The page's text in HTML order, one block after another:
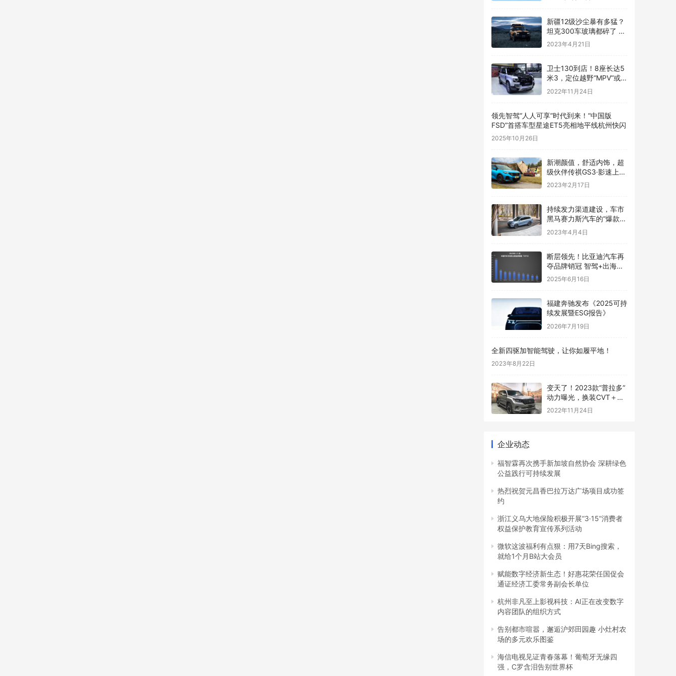
新疆12级沙尘暴有多猛？
坦克300车玻璃都碎了 有
车主被困10小时
2023年4月21日
卫士130到店！8座长达5
米3，定位越野“MPV”或
90万起售
2022年11月24日
领先智驾“人人可享”时代到来！“中国版
FSD”首搭车型星途ET5亮相地平线杭州快闪
2025年10月26日
新潮颜值，舒适内饰，超
级伙伴传祺GS3·影速上线
啦！
2023年2月17日
持续发力渠道建设，车市
黑马赛力斯汽车的“爆款思
路”
2023年4月4日
断层领先！比亚迪汽车再
夺品牌销冠 智驾+出海双
引擎发力
2025年6月16日
福建奔驰发布《2025可持
续发展暨ESG报告》
2026年7月19日
全新四驱加智能驾驶，让你如履平地！
2023年8月22日
变天了！2023款“普拉多”
动力曝光，换装CVT＋分
时四驱，明年亮相
2022年11月24日
企业动态
福智霖再次携手新加坡自然协会 深耕绿色
公益践行可持续发展
热烈祝贺元昌香巴拉万达广场项目成功签
约
浙江义乌大地保险积极开展“3·15”消费者
权益保护教育宣传系列活动
微软这波福利有点狠：用7天Bing搜索，
就给1个月B站大会员
赋能数字经济新生态！好惠花荣任国促会
通证经济工委常务副会长单位
杭州非凡至上影视科技：AI正在改变数字
内容团队的组织方式
告别都市喧嚣，邂逅沪郊田园趣 小灶村农
场的多元欢乐图鉴
海信电视见证青春落幕！葡萄牙无缘四
强，C罗含泪告别世界杯